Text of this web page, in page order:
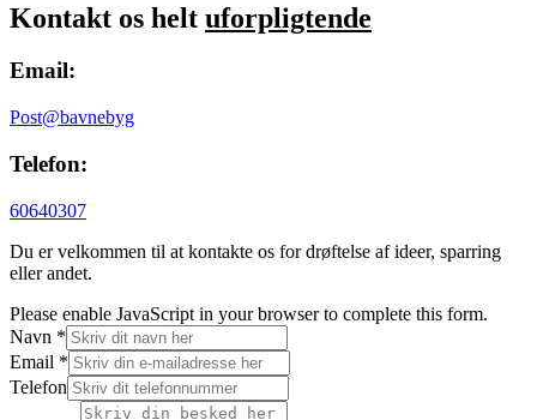
Kontakt os helt uforpligtende
Email:
Post@bavnebyg
Telefon:
60640307
Du er velkommen til at kontakte os for drøftelse af ideer, sparring
eller andet.
Please enable JavaScript in your browser to complete this form.
Navn *
Email *
Telefon